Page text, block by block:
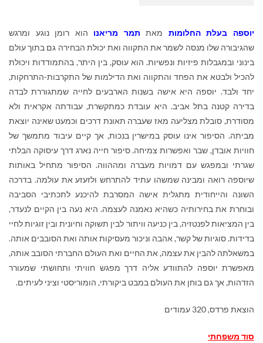
יוספה בעלת החלומות מאת תמר מריאנו הוא רומן נוגע ומרגש
שהגיבורה שלו מנסה לשמר את התקווה ואת יכולת הבחירה גם בתוך עולם
בינוני ובמגבלות פיזיות ונפשיות. הוא עוסק, בין היתר, בהתמודדות ויכולת
להכיל ולבטא את הפחד והתקווה ואת הדילמות של התקרבות-התרחקות,
יחד ולבד. יוספה היא אישה בשנות הארבעים לחייה שמתגוררת לבדה
בדירה קטנה בתל אביב. היא עובדת כמתקשרת, עבודתה אקראית ולא
מסודרת, סובלת מצליעה מאז שעברה תאונת דרכים וכמעט שאינה יוצאת
מביתה. הסיפור אינו עוסק במישרין בנכות, אך קיים עיבוד מתמשך של
חוויות אובדן, שבר ואפשרות צמיחה. סיפור חייה נארג דרך עיסוקה הבלתי
שגרתי ובמפגש עם דמויות מעברה ומההווה. הסיפור מתחיל באותות
שיוספה רואה ומבינה שמשהו עתיד להתרחש ולזעזע את עולמה. בדרכה
השונה והייחודית מתגלית אישה המסרבת להיכנע לתכתיבי הסביבה
ובוחרת את בחירותיה כשהיא נאמנה לעצמה. היא נעה בין הקיים לנעדר,
בין המציאות לפנטזיה, בין כניעה וויתור לבין תשוקה וחיונית ובין זוגיות לחיי
בדידות. סוגיות של קשר, אהבה וניכור מעסיקות אותה ואת הסובבים אותה.
במשאלתה להבין את עצמה, את החיים ואת העולם החברתי הסובב אותה,
מאפשרת יוספה להתוודע אליה דרך מפגש חוויתי ותחושתי שמעורר
הזדהות, אך גם בוחן את העולם במבט ביקורתי, הומוריסטי וציני לעיתים.
הוצאת פרדס, 320 עמודים
סוד משפחתי